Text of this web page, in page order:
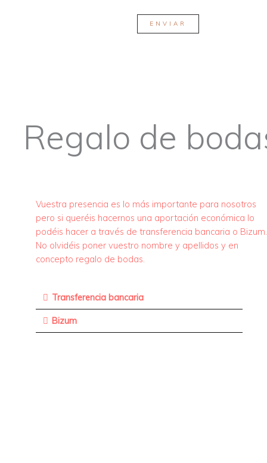
Regalo de
Vuestra presencia es lo más importante para nosotros
pero si queréis hacernos una aportación económica lo
podéis hacer a través de transferencia bancaria o Bizum.
No olvidéis poner vuestro nombre y apellidos y en
concepto regalo de bodas.
Transferencia bancaria
Bizum